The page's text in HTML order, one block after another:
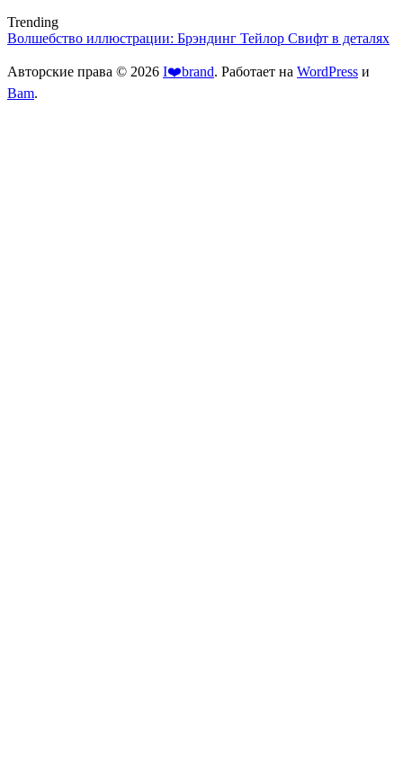
Trending
Волшебство иллюстрации: Брэндинг Тейлор Свифт в деталях
Авторские права © 2026 I❤️brand. Работает на WordPress и
Bam.